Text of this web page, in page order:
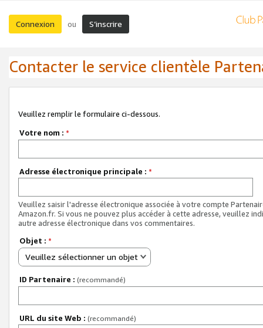
Connexion ou S’inscrire
Contacter le service clientèle
Veuillez remplir le formulaire ci-dessous.
Votre nom : *
Adresse électronique principale : *
Veuillez saisir l'adresse électronique associée à votre compte
Amazon.fr. Si vous ne pouvez plus accéder à cette adresse, veuillez
autre adresse électronique dans vos commentaires.
Objet : *
Veuillez sélectionner un objet
ID Partenaire : (recommandé)
URL du site Web : (recommandé)